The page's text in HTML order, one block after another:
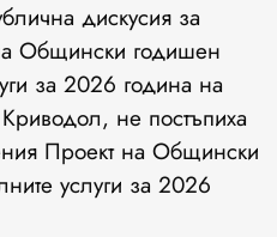
дискусия за
Общински годишен
за 2026 година на
не постъпиха
Проект на Общински
услуги за 2026